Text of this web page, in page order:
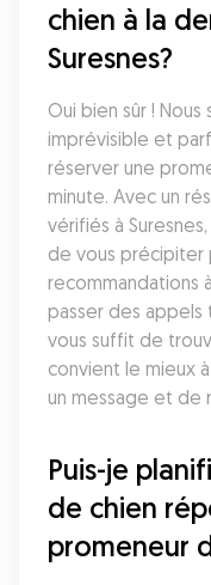
chien à la
Suresnes?
Oui bien sûr !
imprévisible et
réserver une
minute. Avec un
vérifiés à
de vous précipiter
recommandations
passer des
vous suffit de
convient le mieux
un message et de
Puis-je
de chien
promeneur